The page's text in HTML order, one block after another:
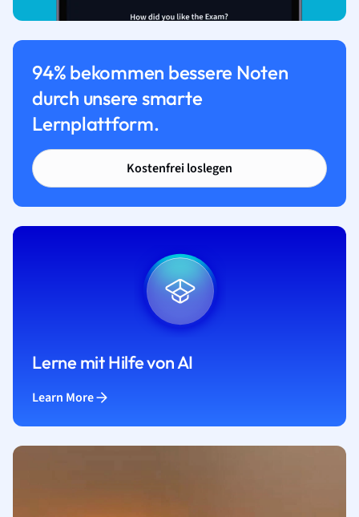
94% bekommen bessere Noten
durch unsere smarte
Lernplattform.
Kostenfrei loslegen
Lerne mit Hilfe von AI
Learn More